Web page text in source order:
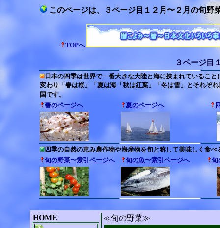
このページは、３ページ目１２月〜２月の旬野
TOPへ
３ページ目
日本の四季は世界で一番大きな大陸と海に挟まれているこ
変わり「春は桜」「夏は海「秋は紅葉」「冬は雪」とそれぞ
国です。
春のページへ
夏のページへ
四季の自然の恵み農作物や海産物を旬と称して美味しく食べ
旬の野菜〜索引ページへ
旬の魚〜索引ページへ 旬
HOME ≪旬の野菜≫